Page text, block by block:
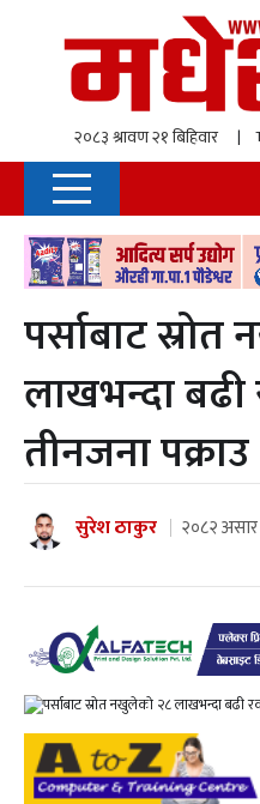
| Thu,
पर्साबाट
लाखभन्दा
तीनजना पक्राउ
सुरेश ठाकुर २०८२